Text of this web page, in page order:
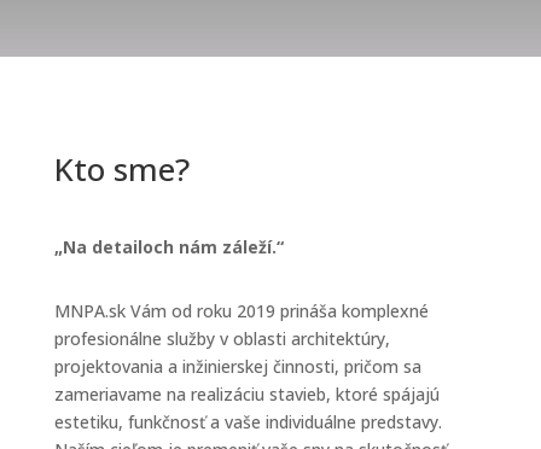
Kto sme?
„Na detailoch nám záleží.“
MNPA.sk Vám od roku 2019 prináša komplexné
profesionálne služby v oblasti architektúry,
projektovania a inžinierskej činnosti, pričom sa
zameriavame na realizáciu stavieb, ktoré spájajú
estetiku, funkčnosť a vaše individuálne predstavy.